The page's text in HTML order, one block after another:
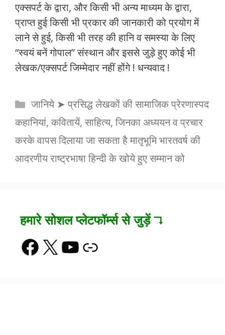
एक्सपर्ट के द्वारा, और किसी भी अन्य माध्यम के द्वारा,
प्राप्त हुई किसी भी प्रकार की जानकारी को प्रयोग में
लाने से हुई, किसी भी तरह की हानि व समस्या के लिए
“स्वयं बनें गोपाल” संस्थान और इससे जुड़े हुए कोई भी
लेखक/एक्सपर्ट जिम्मेदार नहीं होंगे ! धन्यवाद !
Categories
जानिये ➤ प्रसिद्ध लेखकों की सामाजिक प्रेरणास्पद
कहानियां, कवितायें, साहित्य, जिनका अध्ययन व प्रचार
करके वापस दिलाया जा सकता है मातृभूमि भारतवर्ष की
आदरणीय राष्ट्रभाषा हिन्दी के खोये हुए सम्मान को
हमारे सोशल प्लेटफॉर्म्स से जुड़ें ↴
Facebook
X YouTube
Link